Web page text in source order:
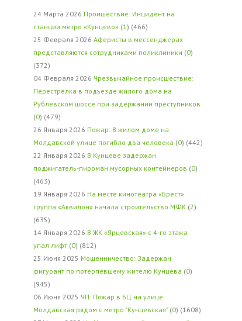
24 Марта 2026 Проишествие: Инцидент на
станции метро «Кунцево» (1) (466)
25 Февраля 2026 Аферисты в мессенджерах
представляются сотрудниками поликлиники (0)
(372)
04 Февраля 2026 Чрезвычайное происшествие:
Перестрелка в подъезде жилого дома на
Рублевском шоссе при задержании преступников
(0) (479)
26 Января 2026 Пожар: В жилом доме на
Молдавской улице погибло два человека (0) (442)
22 Января 2026 В Кунцеве задержан
поджигатель-пироман мусорных контейнеров (0)
(463)
19 Января 2026 На месте кинотеатра «Брест»
группа «Аквилон» начала строительство МФК (2)
(635)
14 Января 2026 В ЖК «Ярцевская» с 4-го этажа
упал лифт (0) (812)
25 Июня 2025 Мошенничество: Задержан
фигурант по потерпевшему жителю Кунцева (0)
(945)
06 Июня 2025 ЧП: Пожар в БЦ на улице
Молдавская рядом с метро "Кунцевская" (0) (1608)